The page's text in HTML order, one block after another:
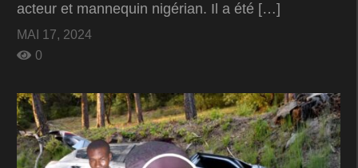
acteur et mannequin nigérian. Il a été […]
MAI 17, 2024
0